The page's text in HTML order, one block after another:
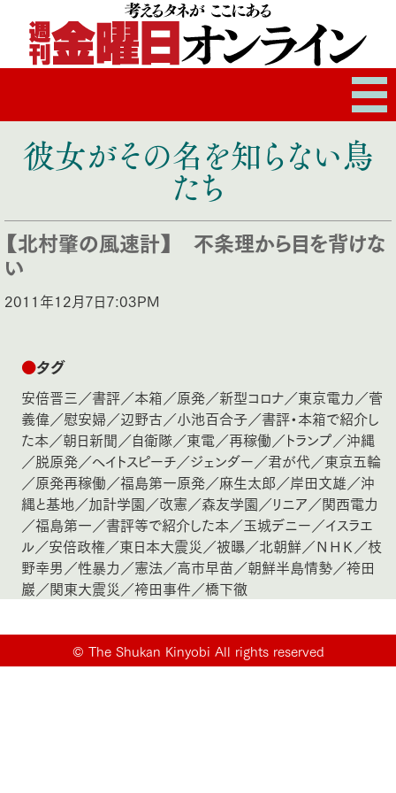
彼女がその名を知らない鳥
たち
【北村肇の風速計】 不条理から目を背けな
い
2011年12月7日7:03PM
●タグ
安倍晋三 ／書評／本箱／原発／新型コロナ／東京電力 ／菅
義偉／慰安婦／辺野古／小池百合子／書評・本箱で紹介し
た本／朝日新聞／自衛隊／東電／再稼働／トランプ／沖縄
／脱原発／ヘイトスピーチ／ジェンダー／君が代／東京五輪
／原発再稼働／福島第一原発／麻生太郎／岸田文雄／沖
縄と基地／加計学園／改憲／森友学園／リニア／関西電力
／福島第一／書評等で紹介した本／玉城デニー／イスラエ
ル／安倍政権／東日本大震災 ／被曝／北朝鮮／ＮＨＫ ／枝
野幸男 ／性暴力 ／憲法／高市早苗／朝鮮半島情勢／袴田
巖／関東大震災 ／袴田事件／橋下徹
© The Shukan Kinyobi All rights reserved